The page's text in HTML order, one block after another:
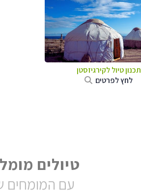
תכנון טיוללקירגיזסטן
לחץ לפרטים
טיולים
עם המומחים